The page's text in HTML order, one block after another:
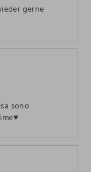
gerne
sono